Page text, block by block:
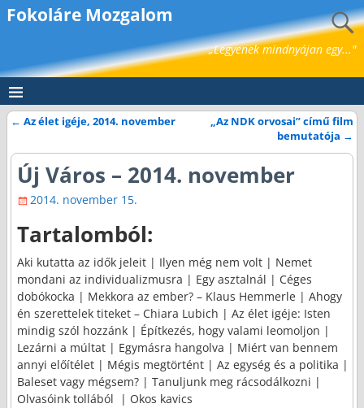
Fokoláre Mozgalom
„Legyenek mindnyájan egy..."
← Az élet igéje, 2014. november
„Az NDK orvosai” című film
bemutatója →
Új Város – 2014. november
2014. november 15.
Tartalomból:
Aki kutatta az idők jeleit | Ilyen még nem volt | Nemet
mondani az individualizmusra | Egy asztalnál | Céges
dobókocka | Mekkora az ember? – Klaus Hemmerle | Ahogy
én szerettelek titeket – Chiara Lubich | Az élet igéje: Isten
mindig szól hozzánk | Építkezés, hogy valami leomoljon |
Lezárni a múltat | Egymásra hangolva | Miért van bennem
annyi előítélet | Mégis megtörtént | Az egység és a politika |
Baleset vagy mégsem? | Tanuljunk meg rácsodálkozni |
Olvasóink tollából | Okos kavics